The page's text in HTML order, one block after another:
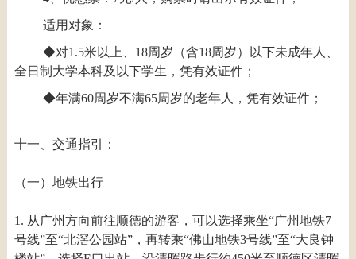
适用对象：
◆对1.5米以上、18周岁（含18周岁）以下未成年人、
全日制大学本科及以下学生，凭有效证件；
◆年满60周岁不满65周岁的老年人，凭有效证件；
十一、交通指引：
（一）地铁出行
1. 从广州方向前往顺德的游客，可以选择乘坐“广州地铁7
号线”至“北滘公园站”，再转乘“佛山地铁3号线”至“大良钟